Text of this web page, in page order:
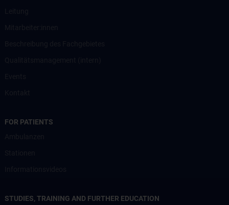
FOR PATIENTS
STUDIES, TRAINING AND FURTHER EDUCATION